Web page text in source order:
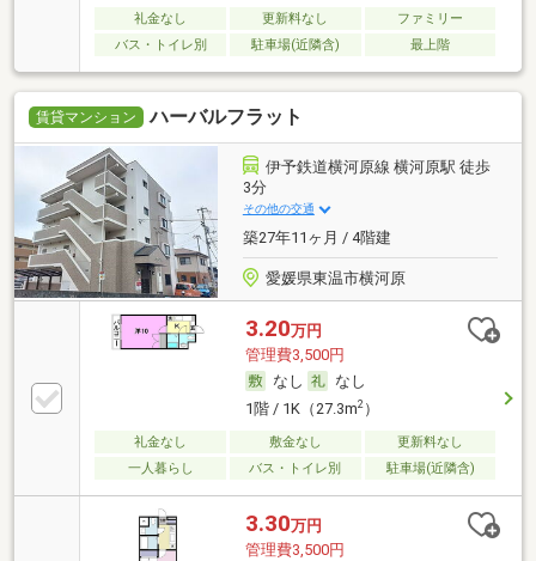
礼金なし 更新料なし
ファミリー
バス・トイレ別
駐車場(近隣含) 最上階
賃貸マンション ハーバルフラット
伊予鉄道横河原線 横河原駅 徒歩
3分
その他の交通
築27年11ヶ月 / 4階建
愛媛県東温市横河原
3.20万円
管理費3,500円
なし
なし
1階 / 1K（27.3m2）
礼金なし 敷金なし
更新料なし
一人暮らし
バス・トイレ別 駐車場(近隣含)
3.30万円
管理費3,500円